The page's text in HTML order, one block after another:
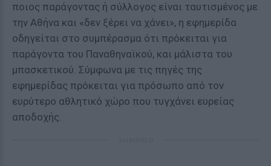
ποιος παράγοντας ή σύλλογος είναι ταυτισμένος με
την Αθήνα και «δεν ξέρει να χάνει», η εφημερίδα
οδηγείται στο συμπέρασμα ότι πρόκειται για
παράγοντα του Παναθηναϊκού, και μάλιστα του
μπασκετικού. Σύμφωνα με τις πηγές της
εφημερίδας πρόκειται για πρόσωπο από τον
ευρύτερο αθλητικό χώρο που τυγχάνει ευρείας
αποδοχής.